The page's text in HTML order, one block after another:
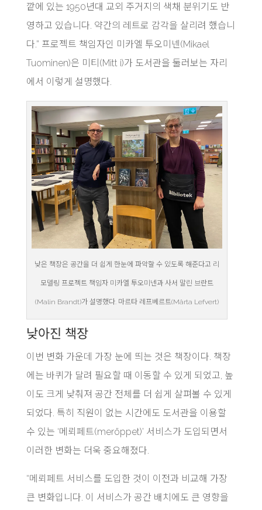
깥에 있는 1950년대 교외 주거지의 색채 분위기도 반
영하고 있습니다. 약간의 레트로 감각을 살리려 했습니
다.” 프로젝트 책임자인 미카엘 투오미넨(Mikael
Tuominen)은 미티(Mitt i)가 도서관을 둘러보는 자리
에서 이렇게 설명했다.
낮은 책장은 공간을 더 쉽게 한눈에 파악할 수 있도록 해준다고 리
모델링 프로젝트 책임자 미카엘 투오미넨과 사서 말린 브란트
(Malin Brandt)가 설명했다. 마르타 레프베르트(Märta Lefvert)
낮아진 책장
이번 변화 가운데 가장 눈에 띄는 것은 책장이다. 책장
에는 바퀴가 달려 필요할 때 이동할 수 있게 되었고, 높
이도 크게 낮춰져 공간 전체를 더 쉽게 살펴볼 수 있게
되었다. 특히 직원이 없는 시간에도 도서관을 이용할
수 있는 ‘메뢰페트(meröppet)’ 서비스가 도입되면서
이러한 변화는 더욱 중요해졌다.
“메뢰페트 서비스를 도입한 것이 이전과 비교해 가장
큰 변화입니다. 이 서비스가 공간 배치에도 큰 영향을